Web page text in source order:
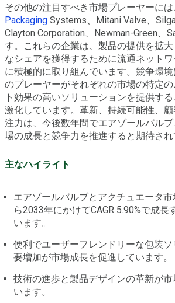
その他の注目すべき市場プレーヤーに
Packaging Systems、Mitani Valve、
Clayton Corporation、Newman-Green、
す。これらの企業は、製品の提供を拡
なシェアを獲得するために流通ネット
に積極的に取り組んでいます。競争環
のプレーヤーがそれぞれの市場の特定
ト効果の高いソリューションを提供す
激化しています。革新、持続可能性、
注力は、今後数年間でエアゾールバル
場の成長と競争力を推進すると期待され
主なハイライト
エアゾールバルブとアクチュエータ
ら2033年にかけてCAGR 5.90%で成長
います。
便利でユーザーフレンドリーな包装
要増加が市場成長を促進しています。
技術の進歩と製品デザインの革新が
います。